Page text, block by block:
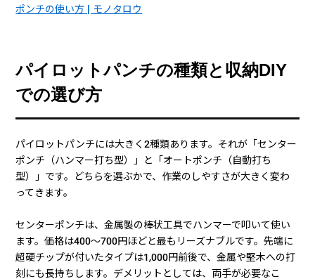
ポンチの使い方 | モノタロウ
パイロットパンチの種類と収納DIY
での選び方
パイロットパンチには大きく2種類あります。それが「センター
ポンチ（ハンマー打ち型）」と「オートポンチ（自動打ち
型）」です。どちらを選ぶかで、作業のしやすさが大きく変わ
ってきます。
センターポンチは、金属製の棒状工具でハンマーで叩いて使い
ます。価格は400〜700円ほどと最もリーズナブルです。先端に
超硬チップが付いたタイプは1,000円前後で、金属や堅木への打
刻にも長持ちします。デメリットとしては、両手が必要なこ